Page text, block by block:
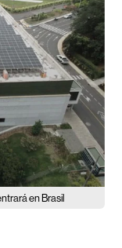
en Brasil